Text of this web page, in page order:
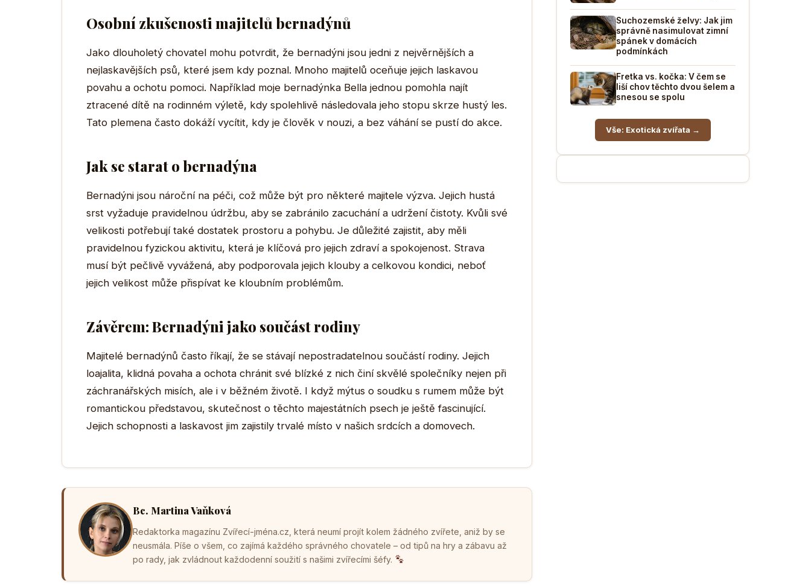
Osobní zkušenosti majitelů bernadýnů
Jako dlouholetý chovatel mohu potvrdit, že bernadýni jsou jedni z nejvěrnějších a
nejlaskavějších psů, které jsem kdy poznal. Mnoho majitelů oceňuje jejich laskavou
povahu a ochotu pomoci. Například moje bernadýnka Bella jednou pomohla najít
ztracené dítě na rodinném výletě, kdy spolehlivě následovala jeho stopu skrze hustý les.
Tato plemena často dokáží vycítit, kdy je člověk v nouzi, a bez váhání se pustí do akce.
Jak se starat o bernadýna
Bernadýni jsou nároční na péči, což může být pro některé majitele výzva. Jejich hustá
srst vyžaduje pravidelnou údržbu, aby se zabránilo zacuchání a udržení čistoty. Kvůli své
velikosti potřebují také dostatek prostoru a pohybu. Je důležité zajistit, aby měli
pravidelnou fyzickou aktivitu, která je klíčová pro jejich zdraví a spokojenost. Strava
musí být pečlivě vyvážená, aby podporovala jejich klouby a celkovou kondici, neboť
jejich velikost může přispívat ke kloubním problémům.
Závěrem: Bernadýni jako součást rodiny
Majitelé bernadýnů často říkají, že se stávají nepostradatelnou součástí rodiny. Jejich
loajalita, klidná povaha a ochota chránit své blízké z nich činí skvělé společníky nejen při
záchranářských misích, ale i v běžném životě. I když mýtus o soudku s rumem může být
romantickou představou, skutečnost o těchto majestátních psech je ještě fascinující.
Jejich schopnosti a laskavost jim zajistily trvalé místo v našich srdcích a domovech.
Bc. Martina Vaňková
Redaktorka magazínu Zvířecí-jména.cz, která neumí projít kolem žádného zvířete, aniž by se
neusmála. Píše o všem, co zajímá každého správného chovatele – od tipů na hry a zábavu až
po rady, jak zvládnout každodenní soužití s našimi zvířecími šéfy.
Suchozemské želvy: Jak jim
správně nasimulovat zimní
spánek v domácích
podmínkách
Fretka vs. kočka: V čem se
liší chov těchto dvou šelem a
snesou se spolu
Vše: Exotická zvířata →